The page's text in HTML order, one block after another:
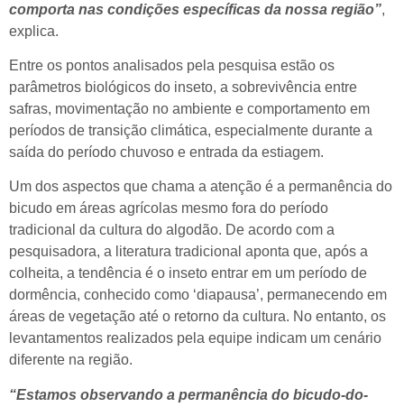
comporta nas condições específicas da nossa região”,
explica.
Entre os pontos analisados pela pesquisa estão os
parâmetros biológicos do inseto, a sobrevivência entre
safras, movimentação no ambiente e comportamento em
períodos de transição climática, especialmente durante a
saída do período chuvoso e entrada da estiagem.
Um dos aspectos que chama a atenção é a permanência do
bicudo em áreas agrícolas mesmo fora do período
tradicional da cultura do algodão. De acordo com a
pesquisadora, a literatura tradicional aponta que, após a
colheita, a tendência é o inseto entrar em um período de
dormência, conhecido como ‘diapausa’, permanecendo em
áreas de vegetação até o retorno da cultura. No entanto, os
levantamentos realizados pela equipe indicam um cenário
diferente na região.
“Estamos observando a permanência do bicudo-do-